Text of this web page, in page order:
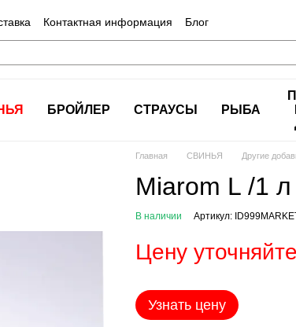
Контактная информация Блог
БРОЙЛЕР СТРАУСЫ РЫБА
Главная СВИНЬЯ Другие
Miarom L /1 л
В наличии Артикул:
Цену уточняйте
Узнать цену